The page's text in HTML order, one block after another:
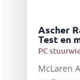
Ascher
Test en
PC
McLaren